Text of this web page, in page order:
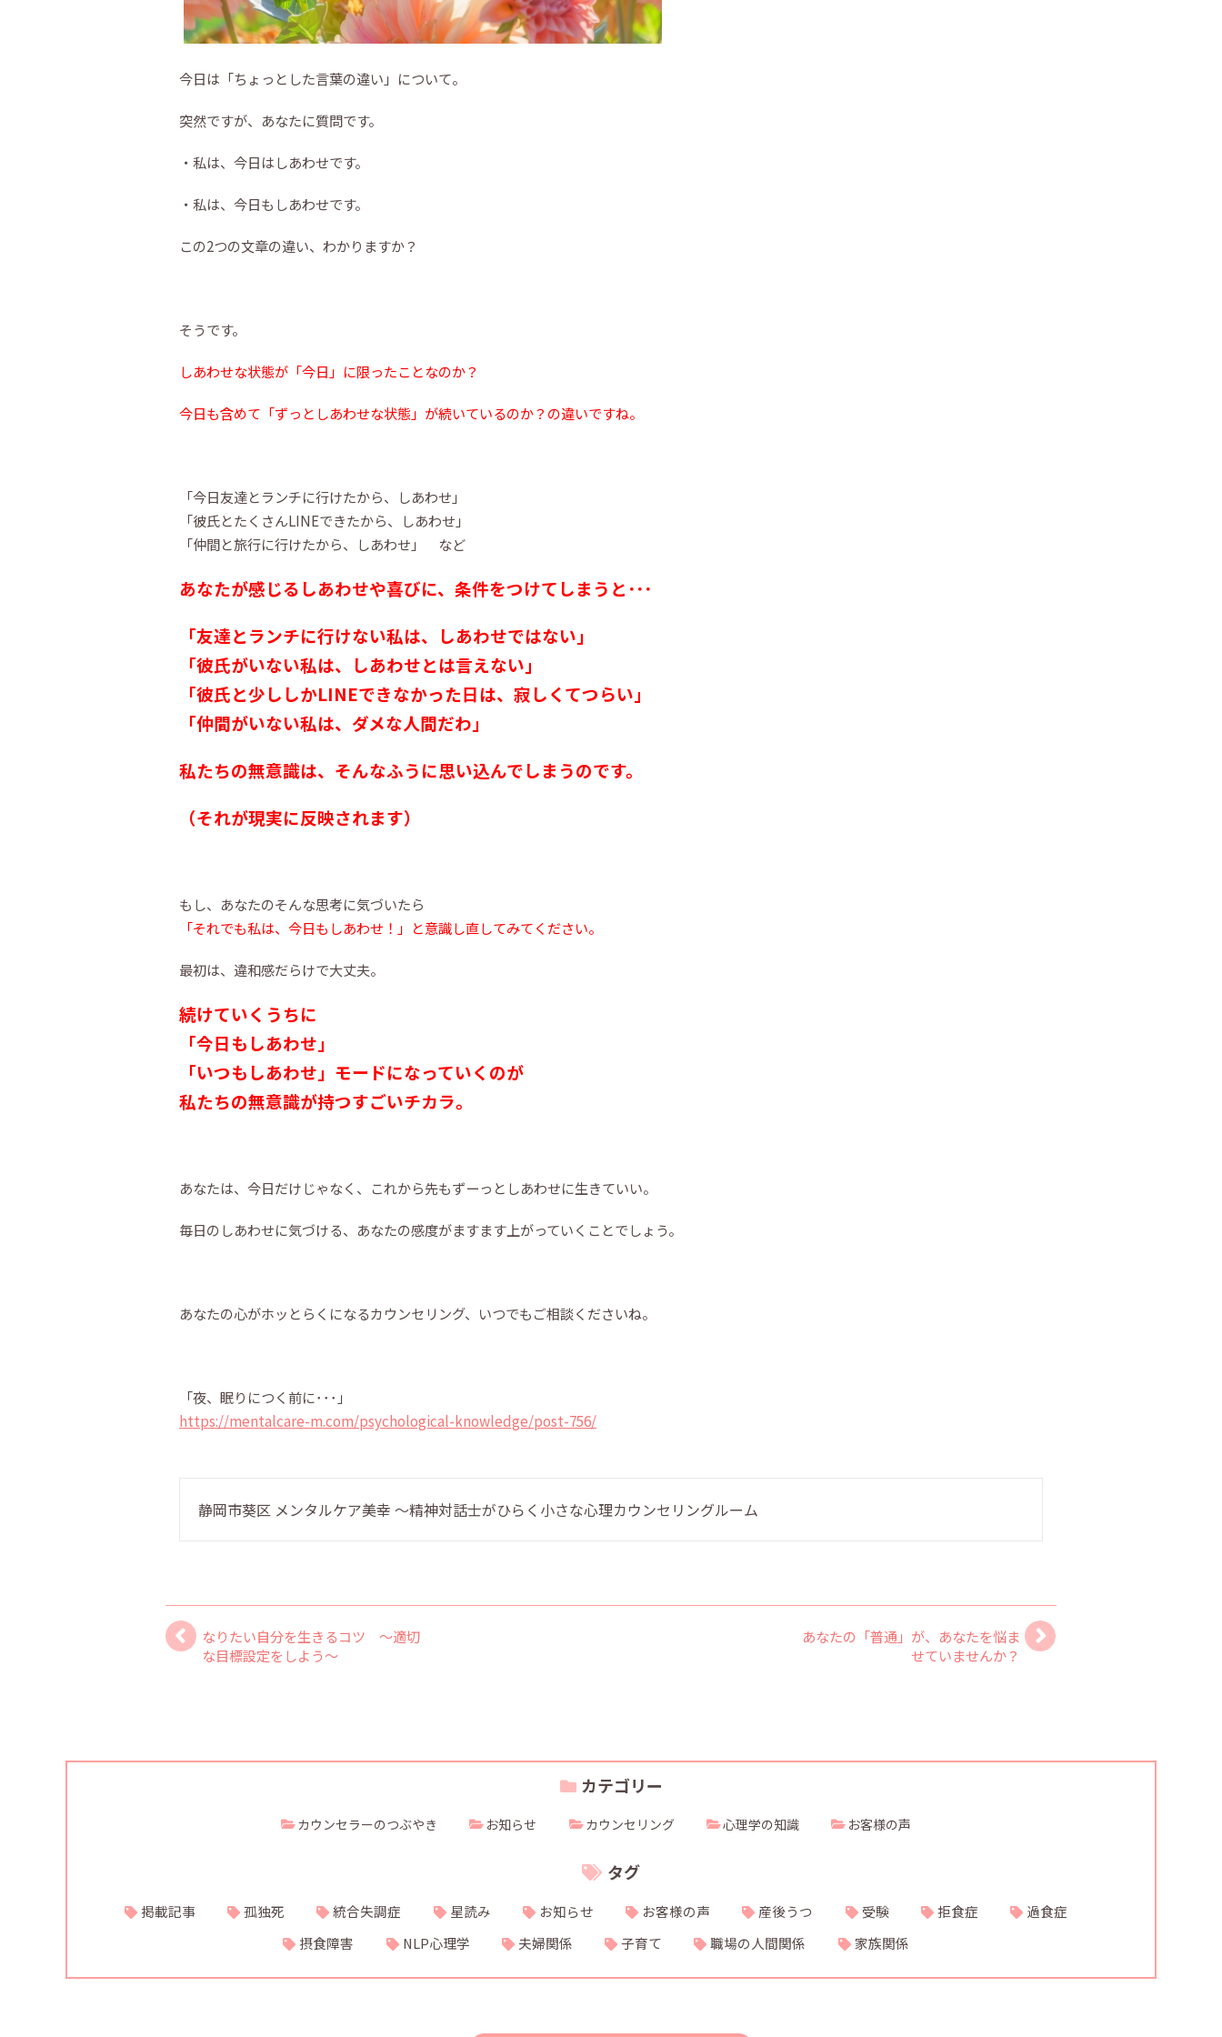
今日は「ちょっとした言葉の違い」について。
突然ですが、あなたに質問です。
・私は、今日はしあわせです。
・私は、今日もしあわせです。
この2つの文章の違い、わかりますか？
そうです。
しあわせな状態が「今日」に限ったことなのか？
今日も含めて「ずっとしあわせな状態」が続いているのか？の違いですね。
「今日友達とランチに行けたから、しあわせ」
「彼氏とたくさんLINEできたから、しあわせ」
「仲間と旅行に行けたから、しあわせ」 など
あなたが感じるしあわせや喜びに、条件をつけてしまうと･･･
「友達とランチに行けない私は、しあわせではない」
「彼氏がいない私は、しあわせとは言えない」
「彼氏と少ししかLINEできなかった日は、寂しくてつらい」
「仲間がいない私は、ダメな人間だわ」
私たちの無意識は、そんなふうに思い込んでしまうのです。
（それが現実に反映されます）
もし、あなたのそんな思考に気づいたら
「それでも私は、今日もしあわせ！」と意識し直してみてください。
最初は、違和感だらけで大丈夫。
続けていくうちに
「今日もしあわせ」
「いつもしあわせ」モードになっていくのが
私たちの無意識が持つすごいチカラ。
あなたは、今日だけじゃなく、これから先もずーっとしあわせに生きていい。
毎日のしあわせに気づける、あなたの感度がますます上がっていくことでしょう。
あなたの心がホッとらくになるカウンセリング、いつでもご相談くださいね。
「夜、眠りにつく前に･･･」
https://mentalcare-m.com/psychological-knowledge/post-756/
静岡市葵区 メンタルケア美幸 〜精神対話士がひらく小さな心理カウンセリングルーム
なりたい自分を生きるコツ ～適切
な目標設定をしよう～
あなたの「普通」が、あなたを悩ま
せていませんか？
カテゴリー
カウンセラーのつぶやき お知らせ カウンセリング 心理学の知識 お客様の声
タグ
掲載記事 孤独死 統合失調症 星読み お知らせ お客様の声 産後うつ 受験 拒食症
過食症
摂食障害
NLP心理学 夫婦関係 子育て 職場の人間関係 家族関係